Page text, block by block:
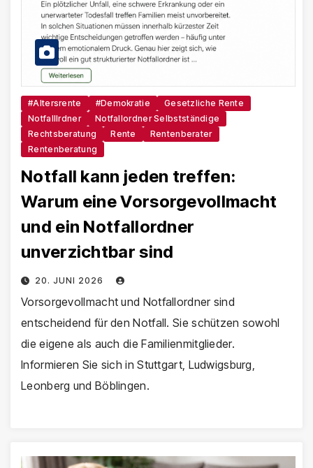
#Altersrente #Demokratie
Gesetzliche Rente
Notfalllrdner
Notfallordner Selbstständige
Rechtsberatung
Rente
Rentenberater
Rentenberatung
Notfall kann jeden treffen:
Warum eine Vorsorgevollmacht
und ein Notfallordner
unverzichtbar sind
20. JUNI 2026
Vorsorgevollmacht und Notfallordner sind
entscheidend für den Notfall. Sie schützen sowohl
die eigene als auch die Familienmitglieder.
Informieren Sie sich in Stuttgart, Ludwigsburg,
Leonberg und Böblingen.